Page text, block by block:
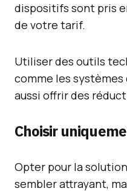
dispositifs sont pris
de votre tarif.
Utiliser des outils
comme les
aussi offrir des
Choisir
Opter pour la
sembler attrayant,